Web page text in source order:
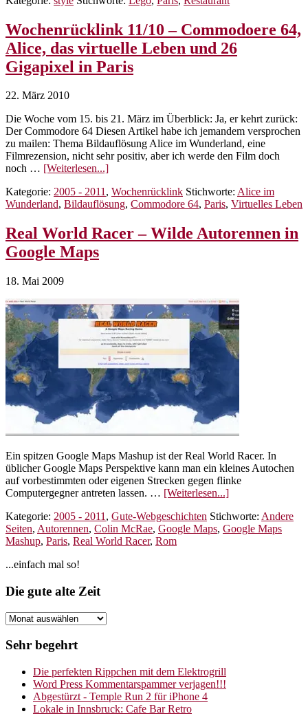
Wochenrücklink 11/10 – Commodoere 64,
Alice, das virtuelle Leben und 26
Gigapixel in Paris
22. März 2010
Die Woche vom 15. bis 21. März im Überblick: Ja, er kehrt zurück:
Der Commodore 64 Diesen Artikel habe ich jemandem versprochen
zu mailen: Thema Bildauflösung Alice im Wunderland, eine
Filmrezension, nicht sehr positiv, aber ich werde den Film doch
noch … [Weiterlesen...]ÜberWochenrücklink
–
Commodoere
Alice,
das
Gigapixel
in
Paris
Kategorie: 2005 - 2011, Wochenrücklink Stichworte: Alice im
Wunderland, Bildauflösung, Commodore 64, Paris, Virtuelles Leben
Real World Racer – Wilde Autorennen in
Google Maps
18. Mai 2009
Ein spitzen Google Maps Mashup ist der Real World Racer. In
üblicher Google Maps Perspektive kann man ein kleines Autochen
auf vorbestimmten oder eigenen Strecken gegen flinke
Computergegner antreten lassen. … [Weiterlesen...]ÜberReal
Racer
–
Kategorie: 2005 - 2011 , Gute-Webgeschichten Stichworte: Andere
Seiten, Autorennen, Colin McRae, Google Maps, Google Maps
Mashup, Paris, Real World Racer, Rom
Seitenspalte
...einfach mal so!
Footer
Die gute alte Zeit
Die
alte
Sehr begehrt
Die perfekten Rippchen mit dem Elektrogrill
Word Press Kommentarspammer verjagen!!!
Abgestürzt - Temple Run 2 für iPhone 4
Lokale in Innsbruck: Cafe Bar Retro